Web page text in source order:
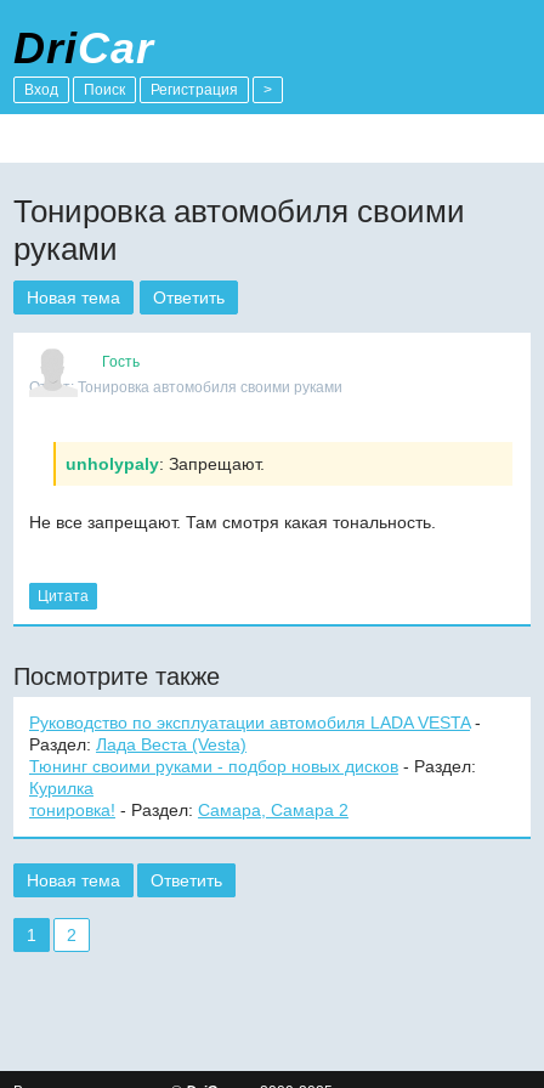
DriCar
Вход Поиск Регистрация >
Тонировка автомобиля своими
руками
Новая тема Ответить
Гость
Ответ: Тонировка автомобиля своими руками
unholypaly: Запрещают.
Не все запрещают. Там смотря какая тональность.
Цитата
Посмотрите также
Руководство по эксплуатации автомобиля LADA VESTA-
Раздел: Лада Веста (Vesta)
Тюнинг своими руками - подбор новых дисков- Раздел:
Курилка
тонировка! - Раздел: Самара, Самара 2
Новая тема Ответить
1 2